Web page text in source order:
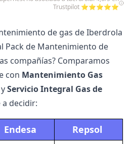
Trustpilot ⭐⭐⭐⭐⭐
de gas de Iberdrola
Pack de Mantenimiento de
compañías? Comparamos
con Mantenimiento Gas
yServicio Integral Gas de
decidir:
Endesa Repsol ️